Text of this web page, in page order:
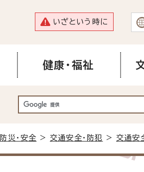
いざという時に
健康・福祉
防災・安全 > 交通安全・防犯 > 交通安